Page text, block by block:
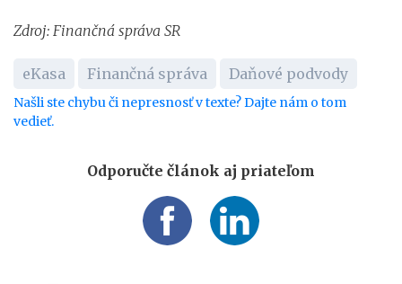
Zdroj: Finančná správa SR
eKasa Finančná správa Daňové podvody
Našli ste chybu či nepresnosť v texte? Dajte nám o tom
vedieť.
Odporučte článok aj priateľom